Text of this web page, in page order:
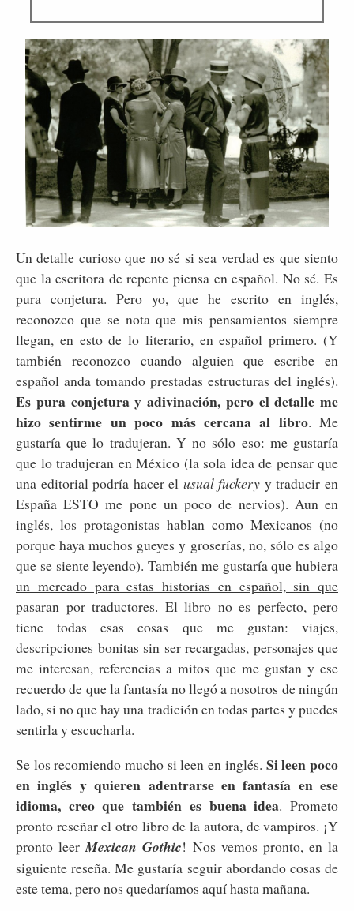
Un detalle curioso que no sé si sea verdad es que siento
que la escritora de repente piensa en español. No sé. Es
pura conjetura. Pero yo, que he escrito en inglés,
reconozco que se nota que mis pensamientos siempre
llegan, en esto de lo literario, en español primero. (Y
también reconozco cuando alguien que escribe en
español anda tomando prestadas estructuras del inglés).
Es pura conjetura y adivinación, pero el detalle me
hizo sentirme un poco más cercana al libro. Me
gustaría que lo tradujeran. Y no sólo eso: me gustaría
que lo tradujeran en México (la sola idea de pensar que
una editorial podría hacer el usual fuckery y traducir en
España ESTO me pone un poco de nervios). Aun en
inglés, los protagonistas hablan como Mexicanos (no
porque haya muchos gueyes y groserías, no, sólo es algo
que se siente leyendo). También me gustaría que hubiera
un mercado para estas historias en español, sin que
pasaran por traductores. El libro no es perfecto, pero
tiene todas esas cosas que me gustan: viajes,
descripciones bonitas sin ser recargadas, personajes que
me interesan, referencias a mitos que me gustan y ese
recuerdo de que la fantasía no llegó a nosotros de ningún
lado, si no que hay una tradición en todas partes y puedes
sentirla y escucharla.
Se los recomiendo mucho si leen en inglés. Si leen poco
en inglés y quieren adentrarse en fantasía en ese
idioma, creo que también es buena idea. Prometo
pronto reseñar el otro libro de la autora, de vampiros. ¡Y
pronto leerMexican Gothic! Nos vemos pronto, en la
siguiente reseña. Me gustaría seguir abordando cosas de
este tema, pero nos quedaríamos aquí hasta mañana.